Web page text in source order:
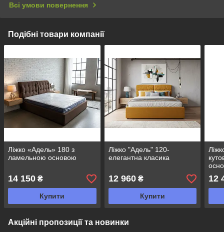
Всі умови повернення
Подібні товари компанії
Ліжко «Адель» 180 з
ламельною основою
14 150 ₴
Купити
Ліжко "Адель" 120-
елегантна класика
12 960₴
Купити
12
Акційні пропозиції та новинки